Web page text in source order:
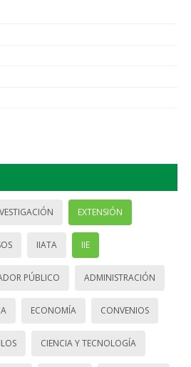
EXTENSIÓN
IIATA IIE
PÚBLICO ADMINISTRACIÓN
ECONOMÍA CONVENIOS
CIENCIA Y TECNOLOGÍA